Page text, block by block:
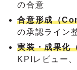
の合意
合意形成（
の承認ライン
実装・成果化
KPIレビュー